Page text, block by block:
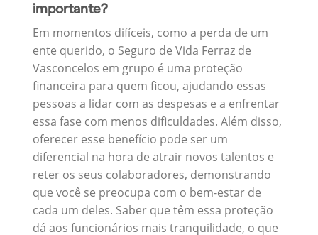
importante?
Em momentos difíceis, como a perda de um
ente querido, o Seguro de Vida Ferraz de
Vasconcelos em grupo é uma proteção
financeira para quem ficou, ajudando essas
pessoas a lidar com as despesas e a enfrentar
essa fase com menos dificuldades. Além disso,
oferecer esse benefício pode ser um
diferencial na hora de atrair novos talentos e
reter os seus colaboradores, demonstrando
que você se preocupa com o bem-estar de
cada um deles. Saber que têm essa proteção
dá aos funcionários mais tranquilidade, o que